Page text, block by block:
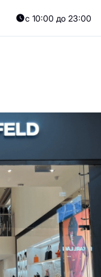
с 10:00 до 23:00